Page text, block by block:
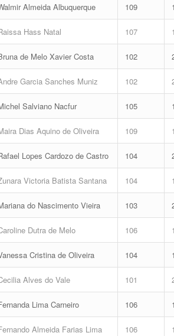
Almeida Albuquerque 109
Hass Natal 107
de Melo Xavier Costa 102
Garcia Sanches Muniz 102
Salviano Nacfur 105
Dias Aquino de Oliveira 109
Lopes Cardozo de Castro 104
Victoria Batista Santana 104
do Nascimento Vieira 103
Dutra de Melo 106
Cristina de Oliveira 104
Alves do Vale 101
Lima Carneiro 106
Almeida Farias Lima
106